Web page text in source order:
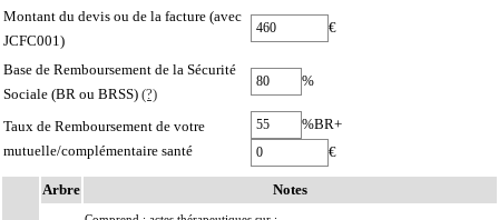
Montant du devis ou de la facture (avec
JCFC001)
€
Base de Remboursement de la Sécurité
Sociale (BR ou BRSS) (?)
%
Taux de Remboursement de votre
mutuelle/complémentaire santé
%BR+
€
Arbre Notes